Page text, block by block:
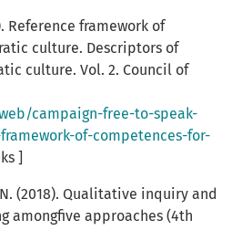
Reference framework of
culture. Descriptors of
culture. Vol. 2. Council of
campaign-free-to-speak-
of-competences-for-
]
(2018). Qualitative inquiry and
amongfive approaches (4th